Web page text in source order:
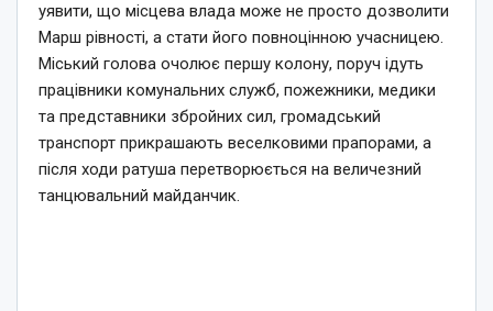
уявити, що місцева влада може не просто дозволити
Марш рівності, а стати його повноцінною учасницею.
Міський голова очолює першу колону, поруч ідуть
працівники комунальних служб, пожежники, медики
та представники збройних сил, громадський
транспорт прикрашають веселковими прапорами, а
після ходи ратуша перетворюється на величезний
танцювальний майданчик.